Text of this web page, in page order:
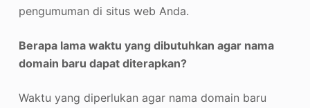
pengumuman di situs web Anda.
Berapa lama waktu yang dibutuhkan agar nama
domain baru dapat diterapkan?
Waktu yang diperlukan agar nama domain baru